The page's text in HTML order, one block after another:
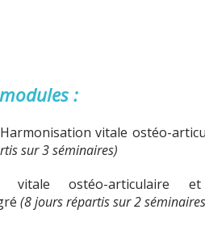
:
vitale ostéo-
sur 3 séminaires)
vitale ostéo-articulaire
(8 jours répartis sur 2